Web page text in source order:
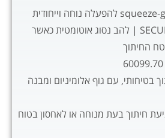
דרגת בטיחות SECUPRO | להב נסוג אוטומטית כאשר
החיתוך
בטיחותי, עם גוף אלומיניום ומבנה
חיתוך בעת מנוחה או לאחסון בטוח